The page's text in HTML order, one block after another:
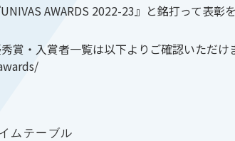
AWARDS 2022-23』と銘打って表彰を
賞・入賞者一覧は以下よりご確認いただけ
ムテーブル